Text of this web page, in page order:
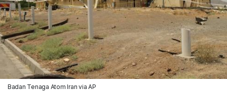
Badan Tenaga Atom Iran via AP